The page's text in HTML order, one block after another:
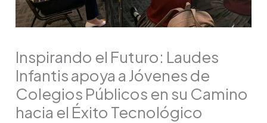
Inspirando el Futuro: Laudes
Infantis apoya a Jóvenes de
Colegios Públicos en su Camino
hacia el Éxito Tecnológico